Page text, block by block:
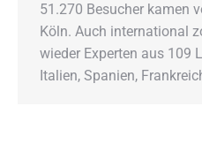
51.270 Besucher kamen
Köln. Auch international
wieder Experten aus 109
Italien, Spanien,